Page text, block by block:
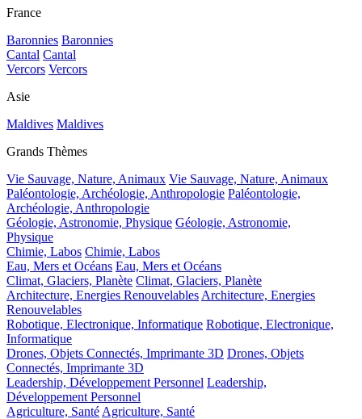
France
Baronnies Baronnies
Cantal Cantal
Vercors Vercors
Asie
Maldives Maldives
Grands Thèmes
Vie Sauvage, Nature, Animaux Vie Sauvage, Nature, Animaux
Paléontologie, Archéologie, Anthropologie Paléontologie,
Archéologie, Anthropologie
Géologie, Astronomie, Physique Géologie, Astronomie,
Physique
Chimie, Labos Chimie, Labos
Eau, Mers et Océans Eau, Mers et Océans
Climat, Glaciers, Planète Climat, Glaciers, Planète
Architecture, Energies Renouvelables Architecture, Energies
Renouvelables
Robotique, Electronique, Informatique Robotique, Electronique,
Informatique
Drones, Objets Connectés, Imprimante 3D Drones, Objets
Connectés, Imprimante 3D
Leadership, Développement Personnel Leadership,
Développement Personnel
Agriculture, Santé Agriculture, Santé